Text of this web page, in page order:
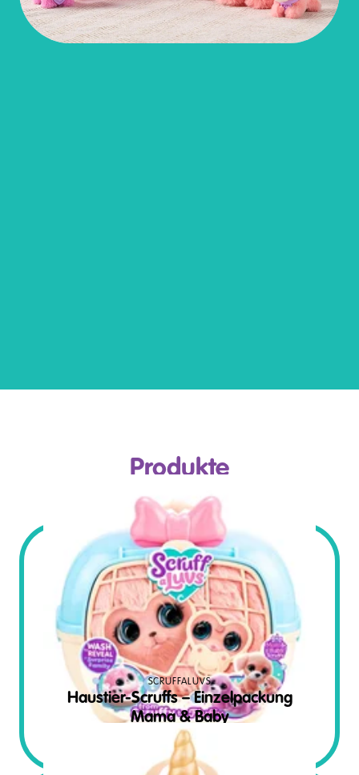
Produkte
Haustier-Scruffs – Einzelpackung
Mama & Baby
SCRUFFALUVS
34.99SRP Euro